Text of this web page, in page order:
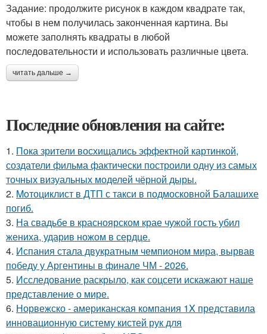
Задание: продолжите рисунок в каждом квадрате так,
чтобы в нем получилась законченная картина. Вы
можете заполнять квадраты в любой
последовательности и использовать различные цвета.
читать дальше →
Последние обновления на сайте:
1. Пока зрители восхищались эффектной картинкой,
создатели фильма фактически построили одну из самых
точных визуальных моделей чёрной дыры.
2. Moтоциклист в ДТП с такси в подмосковной Балашихе
погиб.
3. На свадьбе в красноярском крае чужой гость убил
жениха, ударив ножом в сердце.
4. Испания стала двукратным чемпионом мира, вырвав
победу у Аргентины в финале ЧМ - 2026.
5. Исследование раскрыло, как соцсети искажают наше
представление о мире.
6. Норвежско - американская компания 1X представила
инновационную систему кистей рук для